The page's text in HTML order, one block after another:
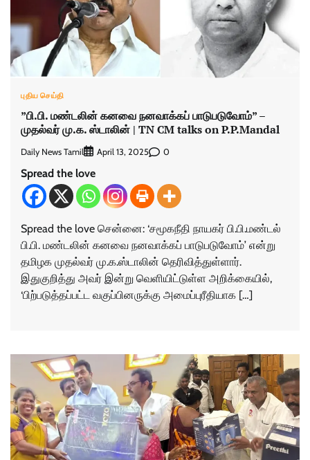
புதிய செய்தி
”பி.பி. மண்டலின் கனவை நனவாக்கப் பாடுபடுவோம்” –
முதல்வர் மு.க. ஸ்டாலின் | TN CM talks on P.P.Mandal
Daily News Tamil April 13, 2025 0
Spread the love
Spread the love சென்னை: ‘சமூகநீதி நாயகர் பி.பி.மண்டல்
பி.பி. மண்டலின் கனவை நனவாக்கப் பாடுபடுவோம்’ என்று
தமிழக முதல்வர் மு.க.ஸ்டாலின் தெரிவித்துள்ளார்.
இதுகுறித்து அவர் இன்று வெளியிட்டுள்ள அறிக்கையில்,
‘பிற்படுத்தப்பட்ட வகுப்பினருக்கு அமைப்புரீதியாக […]